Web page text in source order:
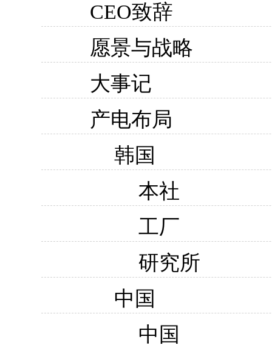
CEO致辞
愿景与战略
大事记
产电布局
韩国
本社
工厂
研究所
中国
中国